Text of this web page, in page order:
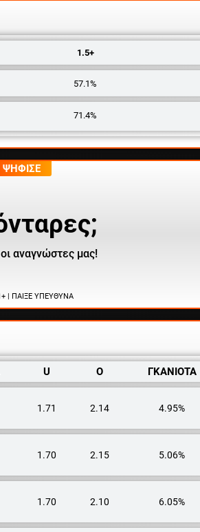
1.5+
57.1%
71.4%
ΨΗΦΙΣΕ
αναγνώστες μας!
| ΠΑΙΞΕ ΥΠΕΥΘΥΝΑ
U O ΓΚΑΝΙΟΤΑ
1.71 2.14 4.95%
1.70 2.15 5.06%
1.70 2.10 6.05%